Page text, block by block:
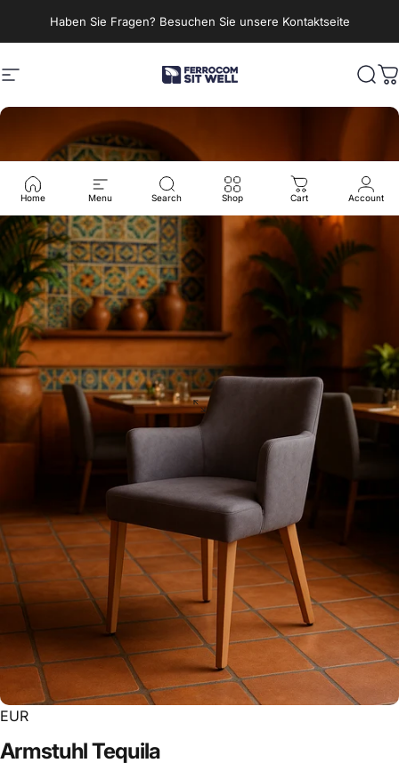
Haben Sie Fragen? Besuchen Sie unsere Kontaktseite
Seitennavigation Ferrocom - SitWell
Home Menu Search Shop Cart Account
EUR
ArmstuhlTequila